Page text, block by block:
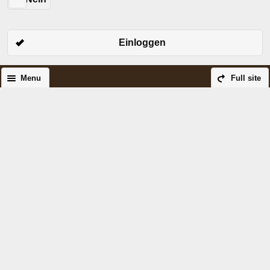
Einloggen
Full site
Menu